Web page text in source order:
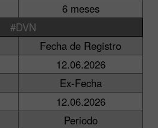
6 meses
#DVN
Fecha de Registro
12.06.2026
Ex-Fecha
12.06.2026
Periodo